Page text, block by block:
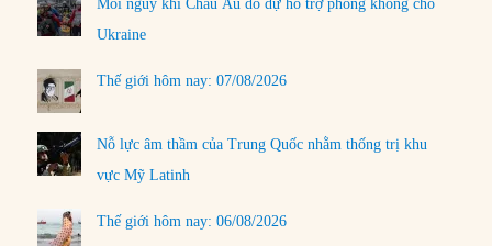
Mối nguy khi Châu Âu do dự hỗ trợ phòng không cho
Ukraine
Thế giới hôm nay: 07/08/2026
Nỗ lực âm thầm của Trung Quốc nhằm thống trị khu
vực Mỹ Latinh
Thế giới hôm nay: 06/08/2026